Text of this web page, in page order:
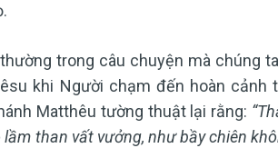
trong câu chuyện mà chúng
khi Người chạm đến hoàn
Matthêu tường thuật lại rằng:
than vất vưởng, như bầy chiên